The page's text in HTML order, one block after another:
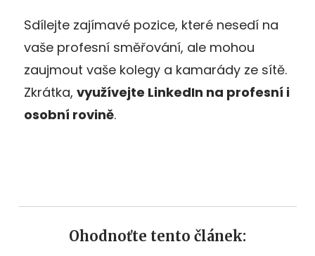
Sdílejte zajímavé pozice, které nesedí na
vaše profesní směřování, ale mohou
zaujmout vaše kolegy a kamarády ze sítě.
Zkrátka, využívejte LinkedIn na profesní i
osobní rovině.
Ohodnoťte tento článek: